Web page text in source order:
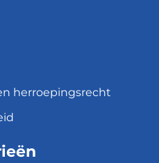
herroepingsrecht